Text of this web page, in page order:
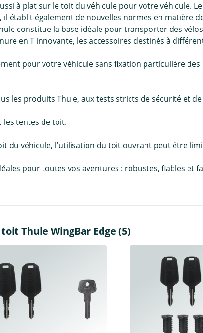
à plat sur le toit du véhicule pour votre véhicule.
établit également de nouvelles normes en matière
constitue la base idéale pour transporter des
en T innovante, les accessoires destinés à
pour votre véhicule sans fixation particulière
les produits Thule, aux tests stricts de sécurité et
les tentes de toit.
du véhicule, l'utilisation du toit ouvrant peut être
pour toutes vos aventures : robustes, fiables et
Thule WingBar Edge (5)